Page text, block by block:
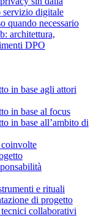
servizio digitale
quando necessario
architettura,
DPO
in base agli attori
in base al focus
in base all’ambito di
e rituali
di progetto
collaborativi